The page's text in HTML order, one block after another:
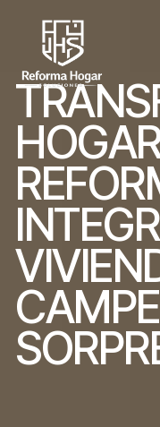
TRANS
HOGA
REFOR
INTEGR
VIVIEN
CAMPE
SORPR